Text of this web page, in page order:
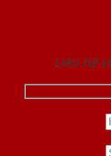
Liên hệ